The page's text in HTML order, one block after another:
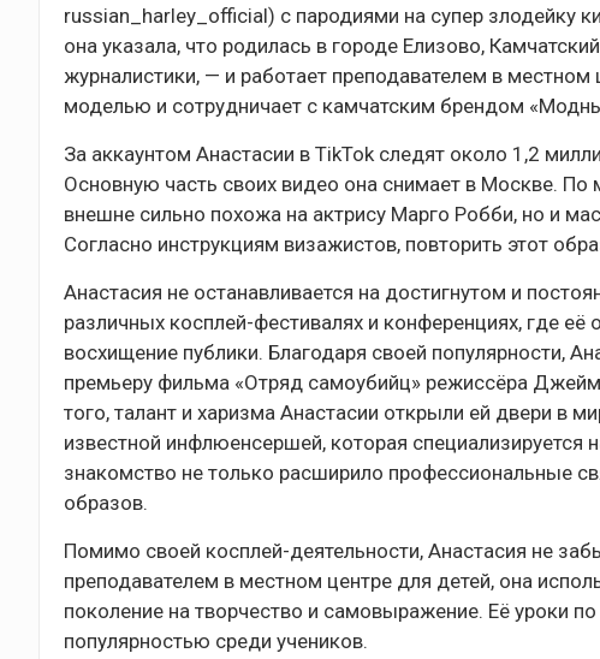
russian_harley_official) с пародиями на супер злодейку
она указала, что родилась в городе Елизово,
журналистики, — и работает преподавателем в
моделью и сотрудничает с камчатским брендом
За аккаунтом Анастасии в TikTok следят около 1,2
Основную часть своих видео она снимает в Москве. По
внешне сильно похожа на актрису Марго Робби, но и
Согласно инструкциям визажистов, повторить этот
Анастасия не останавливается на достигнутом и
различных косплей-фестивалях и конференциях, где
восхищение публики. Благодаря своей популярности,
премьеру фильма «Отряд самоубийц» режиссёра
того, талант и харизма Анастасии открыли ей двери в
известной инфлюенсершей, которая
знакомство не только расширило профессиональные
образов.
Помимо своей косплей-деятельности, Анастасия не
преподавателем в местном центре для детей, она
поколение на творчество и самовыражение. Её уроки
популярностью среди учеников.